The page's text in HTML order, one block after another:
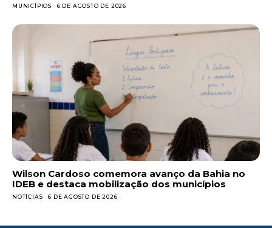
MUNICÍPIOS 6 DE AGOSTO DE 2026
Wilson Cardoso comemora avanço da Bahia no
IDEB e destaca mobilização dos municípios
NOTÍCIAS 6 DE AGOSTO DE 2026